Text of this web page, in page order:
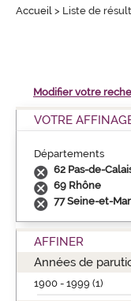
Accueil > Liste de
Modifier votre
VOTRE
Départements
62 Pas-de-
69 Rhône
77 Seine-et-
AFFINER
Années de
1900 - 1999 (1)